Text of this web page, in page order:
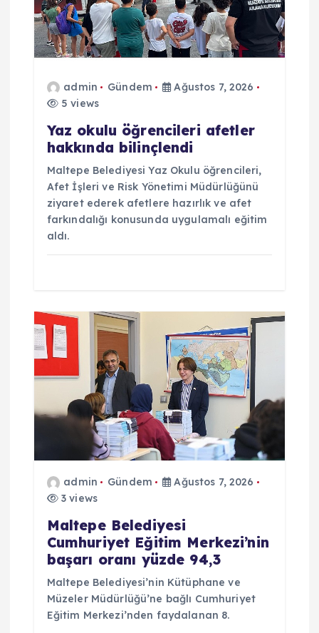
m
e
admin Gündem
Ağustos 7, 2026
5 views
Yaz okulu öğrencileri afetler
hakkında bilinçlendi
Maltepe Belediyesi Yaz Okulu öğrencileri,
Afet İşleri ve Risk Yönetimi Müdürlüğünü
ziyaret ederek afetlere hazırlık ve afet
farkındalığı konusunda uygulamalı eğitim
aldı.
admin Gündem
Ağustos 7, 2026
3 views
Maltepe Belediyesi
Cumhuriyet Eğitim Merkezi’nin
başarı oranı yüzde 94,3
Maltepe Belediyesi’nin Kütüphane ve
Müzeler Müdürlüğü’ne bağlı Cumhuriyet
Eğitim Merkezi’nden faydalanan 8.